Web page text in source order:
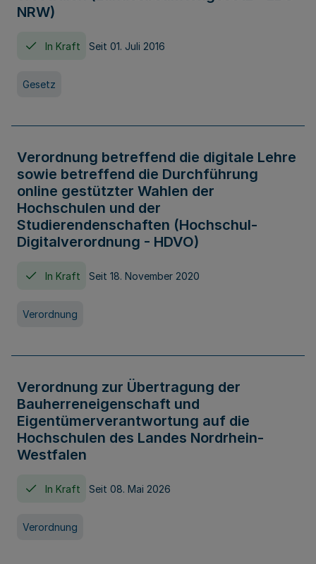
NRW)
In Kraft Seit 01. Juli 2016
Gesetz
Verordnung betreffend die digitale Lehre
sowie betreffend die Durchführung
online gestützter Wahlen der
Hochschulen und der
Studierendenschaften (Hochschul-
Digitalverordnung - HDVO)
In Kraft Seit 18. November 2020
Verordnung
Verordnung zur Übertragung der
Bauherreneigenschaft und
Eigentümerverantwortung auf die
Hochschulen des Landes Nordrhein-
Westfalen
In Kraft Seit 08. Mai 2026
Verordnung